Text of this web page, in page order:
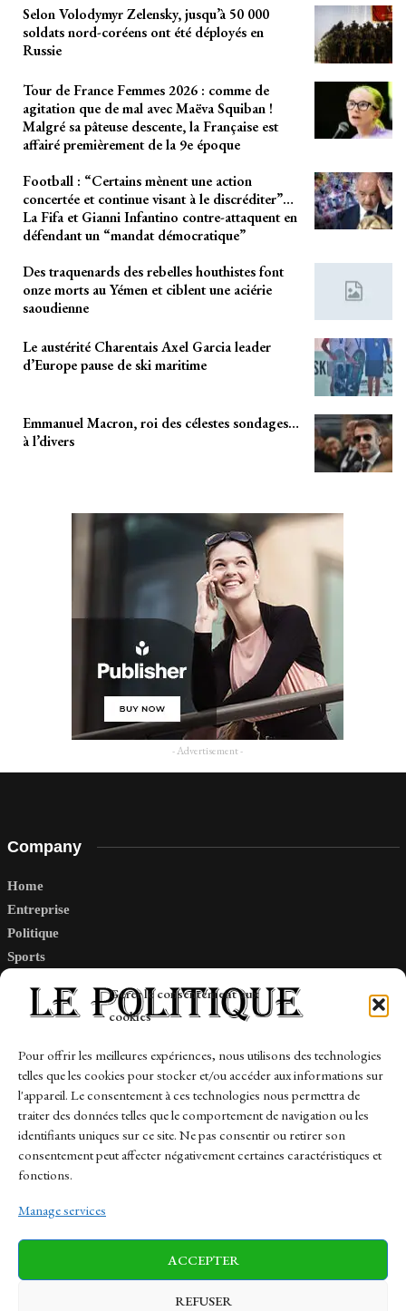
Gérer le consentement aux
cookies
Pour offrir les meilleures expériences, nous utilisons des technologies
telles que les cookies pour stocker et/ou accéder aux informations sur
l'appareil. Le consentement à ces technologies nous permettra de
traiter des données telles que le comportement de navigation ou les
identifiants uniques sur ce site. Ne pas consentir ou retirer son
consentement peut affecter négativement certaines caractéristiques et
fonctions.
Manage services
ACCEPTER
REFUSER
Selon Volodymyr Zelensky, jusqu’à 50 000
soldats nord-coréens ont été déployés en
Russie
Tour de France Femmes 2026 : comme de
agitation que de mal avec Maëva Squiban !
Malgré sa pâteuse descente, la Française est
affairé premièrement de la 9e époque
Football : “Certains mènent une action
concertée et continue visant à le discréditer”…
La Fifa et Gianni Infantino contre-attaquent en
défendant un “mandat démocratique”
Des traquenards des rebelles houthistes font
onze morts au Yémen et ciblent une aciérie
saoudienne
Le austérité Charentais Axel Garcia leader
d’Europe pause de ski maritime
Emmanuel Macron, roi des célestes sondages…
à l’divers
- Advertisement -
Company
Home
Entreprise
Politique
Sports
Links
Contact
Sitemap
News Finance-Marches Politics
Business Tech Health Sports Travel